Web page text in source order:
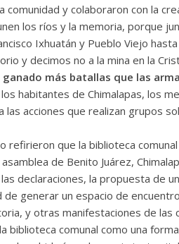
comunidad y colaboraron con la
los ríos y la memoria, porque
Ixhuatán y Pueblo Viejo
y decimos no a la mina en la
más batallas que las
habitantes de Chimalapas, los
las acciones que realizan grupos
refirieron que la biblioteca
de Benito Juárez,
declaraciones, la propuesta de
de generar un espacio de
y otras manifestaciones de las
biblioteca comunal como una